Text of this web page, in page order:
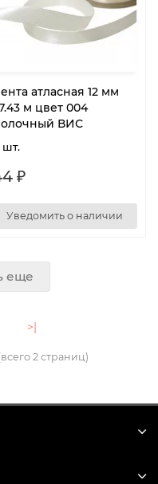
атласная 12 мм
м цвет 004
ВИС
шт.
₽
Уведомить о наличии
еще
>|
2 страниц)